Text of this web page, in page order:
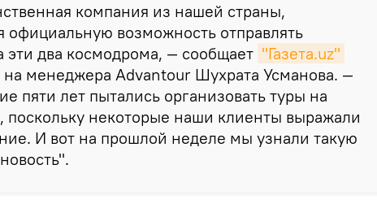
компания из нашей страны,
официальную возможность отправлять
эти два космодрома, — сообщает "Газета.uz"
на менеджера Advantour Шухрата Усманова. —
пяти лет пытались организовать туры на
поскольку некоторые наши клиенты выражали
И вот на прошлой неделе мы узнали такую